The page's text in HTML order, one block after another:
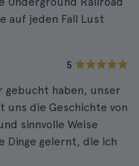
auf jeden Fall Lust
ich Ihnen,
5
gebucht haben, unser
uns die Geschichte von
sinnvolle Weise
Dinge gelernt, die ich
kurz. Ich kann es